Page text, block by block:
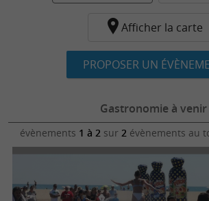
Afficher la carte
PROPOSER UN
Gastronomie à venir
évènements 1 à 2 sur 2 évènements au